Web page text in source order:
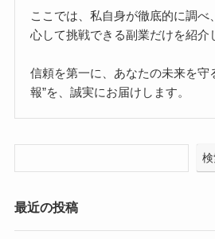
ここでは、私自身が徹底的に調べ
心して挑戦できる副業だけを紹介
信頼を第一に、あなたの未来を守
報”を、誠実にお届けします。
最近の投稿